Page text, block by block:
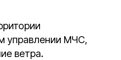
управлении МЧС,
ветра.